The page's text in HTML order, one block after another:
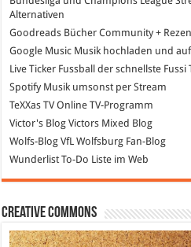
Alternativen
Goodreads Bücher Community +
Google Music Musik hochladen und
Live Ticker Fussball der schnellste Fussi
SpotifyMusik umsonst per Stream
TeXXas TVOnline TV-Programm
Victor's Blog Victors Mixed Blog
Wolfs-Blog VfL Wolfsburg Fan-Blog
Wunderlist To-Do Liste im Web
Creative Commons